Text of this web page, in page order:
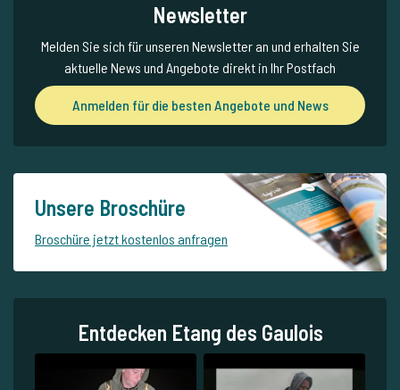
Newsletter
Melden Sie sich für unseren Newsletter an und erhalten Sie
aktuelle News und Angebote direkt in Ihr Postfach
Anmelden für die besten Angebote und News
Unsere Broschüre
Broschüre jetzt kostenlos anfragen
Entdecken Etang des Gaulois